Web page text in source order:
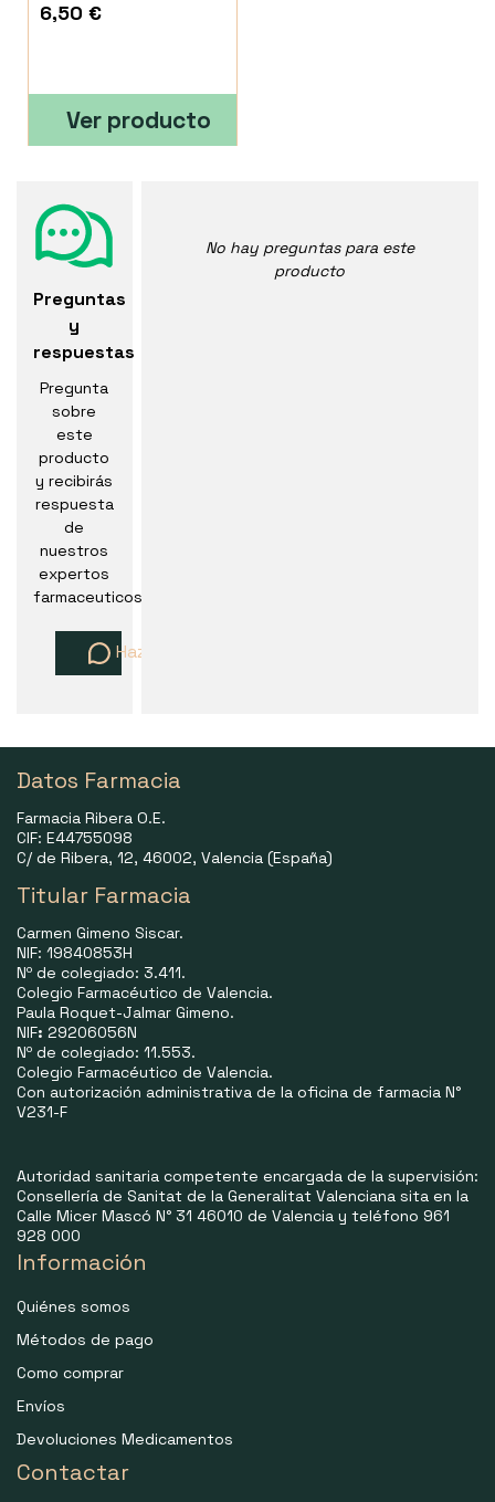
6,50 €
Ver producto
Preguntas
y
respuestas
Pregunta
sobre
este
producto
y recibirás
respuesta
de
nuestros
expertos
farmaceuticos
Haz una pregunta
No hay preguntas para este
producto
Datos Farmacia
Farmacia Ribera O.E.
CIF: E44755098
C/ de Ribera, 12, 46002, Valencia (España)
Titular Farmacia
Carmen Gimeno Siscar.
NIF: 19840853H
Nº de colegiado: 3.411.
Colegio Farmacéutico de Valencia.
Paula Roquet-Jalmar Gimeno.
NIF: 29206056N
Nº de colegiado: 11.553.
Colegio Farmacéutico de Valencia.
Con autorización administrativa de la oficina de farmacia N°
V231-F
Autoridad sanitaria competente encargada de la supervisión:
Consellería de Sanitat de la Generalitat Valenciana sita en la
Calle Micer Mascó N° 31 46010 de Valencia y teléfono 961
928 000
Información
Quiénes somos
Métodos de pago
Como comprar
Envíos
Devoluciones Medicamentos
Contactar